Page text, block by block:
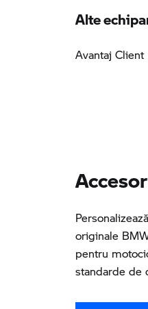
Alte
Avantaj
originale
pentru
standarde de